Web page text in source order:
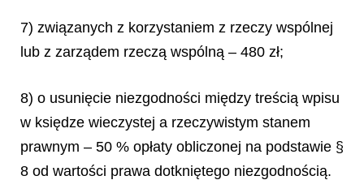
7) związanych z korzystaniem z rzeczy wspólnej
lub z zarządem rzeczą wspólną – 480 zł;
8) o usunięcie niezgodności między treścią wpisu
w księdze wieczystej a rzeczywistym stanem
prawnym – 50 % opłaty obliczonej na podstawie §
8 od wartości prawa dotkniętego niezgodnością.